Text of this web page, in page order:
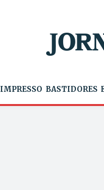
IMPRESSO BASTIDORES